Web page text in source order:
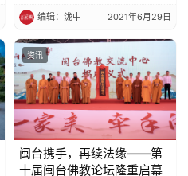
编辑：泷中 2021年6月29日
资讯
闽台携手，再续法缘——第
十届闽台佛教论坛隆重启幕